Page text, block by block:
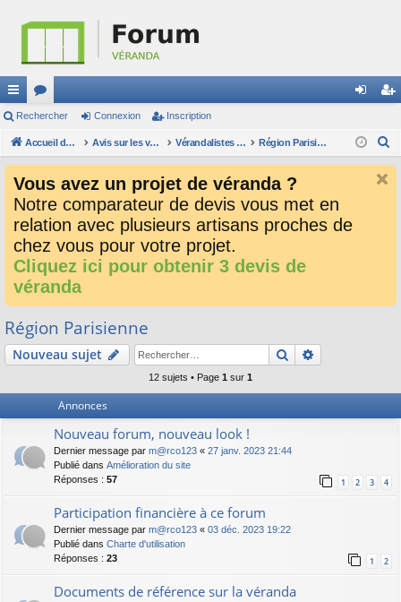
ac
co
ci
or
u
s
ne cri
Rechercher Connexion Inscription
Accueil du forum Avis sur les verandalistes et les devis Vérandalistes par secteur Région Parisienne
Vous avez un projet de véranda ?
Notre comparateur de devis vous met en
relation avec plusieurs artisans proches de
chez vous pour votre projet.
Cliquez ici pour obtenir 3 devis de
véranda
Région Parisienne
Nouveau sujet Rechercher
12 sujets • Page 1 sur 1
Annonces
Nouveau forum, nouveau look !
Dernier message par m@rco123 « 27 janv. 2023 21:44
Publié dans Amélioration du site
Réponses : 57 1 2 3 4
Participation financière à ce forum
Dernier message par m@rco123 « 03 déc. 2023 19:22
Publié dans Charte d'utilisation
Réponses : 23 1 2
Documents de référence sur la véranda